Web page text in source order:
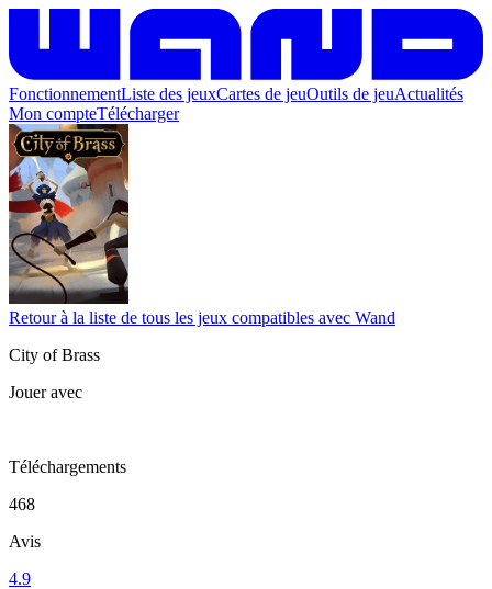
FonctionnementListe des jeuxCartes de jeuOutils de jeuActualités
Mon compteTélécharger
Retour à la liste de tous les jeux compatibles avec Wand
City of Brass
Jouer avec
Téléchargements
468
Avis
4.9